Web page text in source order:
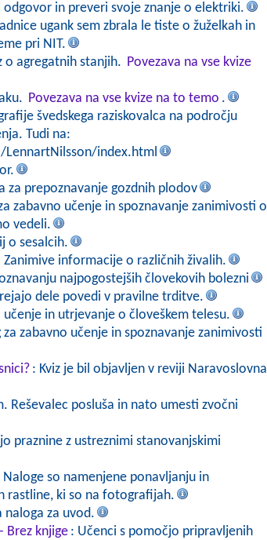
odgovor in preveri svoje znanje o elektriki.
ugank sem zbrala le tiste o žuželkah in
pri NIT.
o agregatnih stanjih. Povezava na vse kvize
Povezava na vse kvize na to temo .
švedskega raziskovalca na področju
Tudi na:
index.html
za prepoznavanje gozdnih plodov
zabavno učenje in spoznavanje zanimivosti o
vedeli.
o sesalcih.
Zanimive informacije o različnih živalih.
najpogostejših človekovih bolezni
dele povedi v pravilne trditve.
učenje in utrjevanje o človeškem telesu.
za zabavno učenje in spoznavanje zanimivosti
: Kviz je bil objavljen v reviji Naravoslovna
Reševalec posluša in nato umesti zvočni
praznine z ustreznimi stanovanjskimi
Naloge so namenjene ponavljanju in
rastline, ki so na fotografijah.
naloga za uvod.
Brez knjige : Učenci s pomočjo pripravljenih